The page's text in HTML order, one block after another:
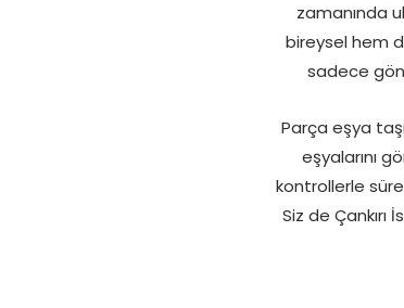
zamanında
bireysel hem
sadece
Parça eşya
eşyalarını
kontrollerle
Siz de